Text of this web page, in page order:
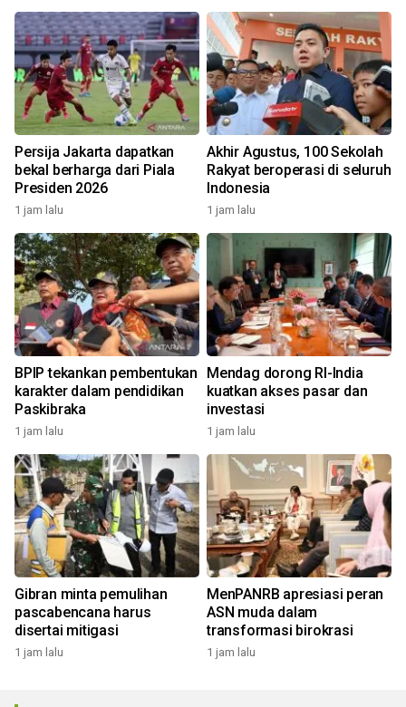
Persija Jakarta dapatkan
bekal berharga dari Piala
Presiden 2026
1 jam lalu
Akhir Agustus, 100 Sekolah
Rakyat beroperasi di seluruh
Indonesia
1 jam lalu
BPIP tekankan pembentukan
karakter dalam pendidikan
Paskibraka
1 jam lalu
Mendag dorong RI-India
kuatkan akses pasar dan
investasi
1 jam lalu
Gibran minta pemulihan
pascabencana harus
disertai mitigasi
1 jam lalu
MenPANRB apresiasi peran
ASN muda dalam
transformasi birokrasi
1 jam lalu